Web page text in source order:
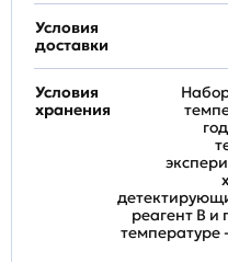
Условия
доставки
Условия
хранения
реагент B
температуре